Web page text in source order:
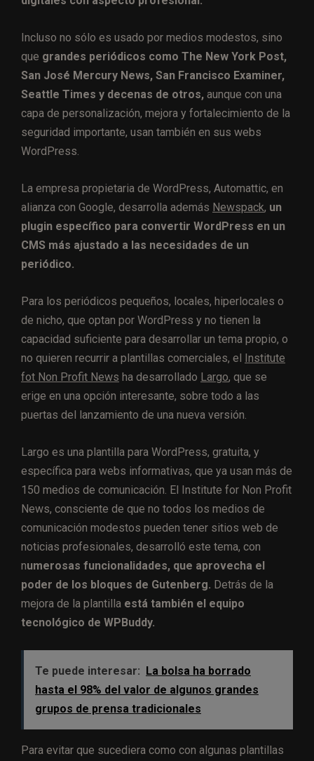
Incluso no sólo es usado por medios modestos, sino
que grandes periódicos como The New York Post,
San José Mercury News, San Francisco Examiner,
Seattle Times y decenas de otros, aunque con una
capa de personalización, mejora y fortalecimiento de la
seguridad importante, usan también en sus webs
WordPress.
La empresa propietaria de WordPress, Automattic, en
alianza con Google, desarrolla además Newspack, un
plugin específico para convertir WordPress en un
CMS más ajustado a las necesidades de un
periódico.
Para los periódicos pequeños, locales, hiperlocales o
de nicho, que optan por WordPress y no tienen la
capacidad suficiente para desarrollar un tema propio, o
no quieren recurrir a plantillas comerciales, el Institute
fot Non Profit News ha desarrollado Largo, que se
erige en una opción interesante, sobre todo a las
puertas del lanzamiento de una nueva versión.
Largo es una plantilla para WordPress, gratuita, y
específica para webs informativas, que ya usan más de
150 medios de comunicación. El Institute for Non Profit
News, consciente de que no todos los medios de
comunicación modestos pueden tener sitios web de
noticias profesionales, desarrolló este tema, con
numerosas funcionalidades, que aprovecha el
poder de los bloques de Gutenberg. Detrás de la
mejora de la plantilla está también el equipo
tecnológico de WPBuddy.
Te puede interesar: La bolsa ha borrado
hasta el 98% del valor de algunos grandes
grupos de prensa tradicionales
Para evitar que sucediera como con algunas plantillas